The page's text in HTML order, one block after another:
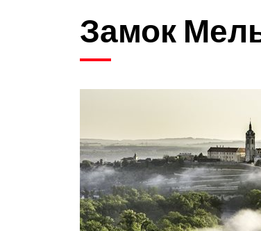
Замок